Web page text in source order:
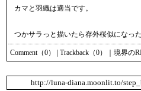
カマと羽織は適当です。
つかサラっと描いたら存外桜似になっ
Comment（0） Trackback（0） 境界の
http://luna-diana.moonlit.to/